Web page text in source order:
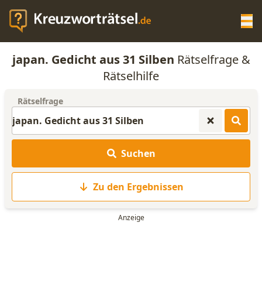
KREUZWORTRÄTSEL-HILFE
ANAGRAMM-GENERATOR
WORTLISTE
japan. Gedicht aus 31 Silben Rätselfrage &
Rätselhilfe
Rätselfrage
Suchen
Zu den Ergebnissen